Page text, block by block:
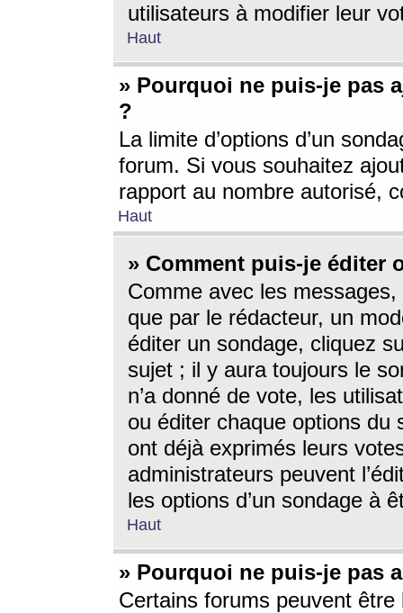
utilisateurs à modifier leur
Haut
» Pourquoi ne puis-je pas
?
La limite d’options d’un
forum. Si vous souhaitez
rapport au nombre autorisé,
Haut
» Comment puis-je éditer
Comme avec les
que par le rédacteur, un
éditer un sondage, cliquez
sujet ; il y aura toujours le
n’a donné de vote, les
ou éditer chaque options du
ont déjà exprimés leurs
administrateurs peuvent
les options d’un sondage à
Haut
» Pourquoi ne puis-je pas
Certains forums peuvent être